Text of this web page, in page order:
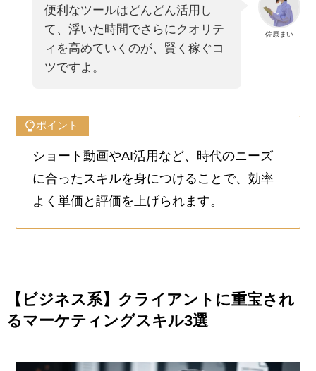
佐原まい
便利なツールはどんどん活用し
て、浮いた時間でさらにクオリテ
ィを高めていくのが、賢く稼ぐコ
ツですよ。
ポイント
ショート動画やAI活用など、時代のニーズ
に合ったスキルを身につけることで、効率
よく単価と評価を上げられます。
【ビジネス系】クライアントに重宝され
るマーケティングスキル3選